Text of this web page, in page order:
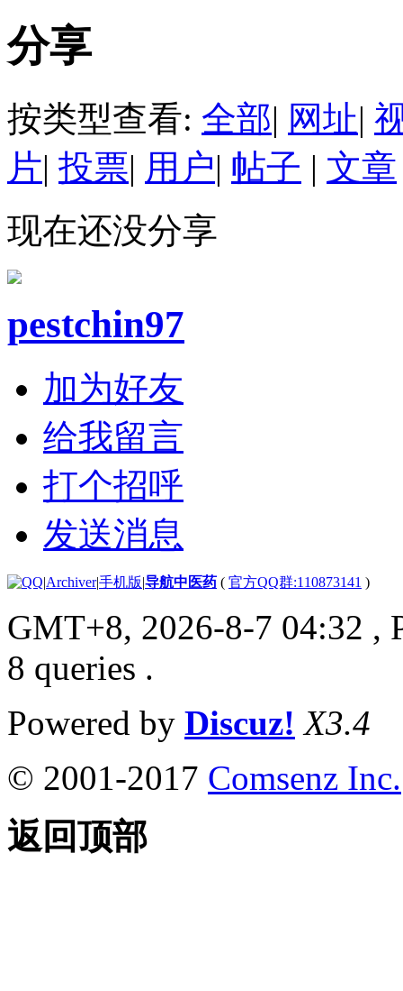
分享
按类型查看: 全部| 网址|
片| 投票| 用户| 帖子 | 文章
现在还没分享
pestchin97
加为好友
给我留言
打个招呼
发送消息
|Archiver|手机版|导航中医药 ( 官方QQ群:110873141 )
GMT+8, 2026-8-7 04:32 ,
8 queries .
Powered by Discuz! X3.4
© 2001-2017 Comsenz Inc.
返回顶部